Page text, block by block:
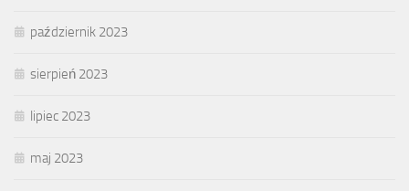
październik 2023
sierpień 2023
lipiec 2023
maj 2023